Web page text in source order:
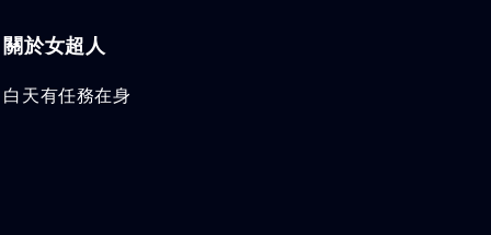
關於女超人
白天有任務在身